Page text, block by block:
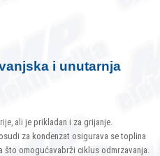
i unutarnja
ali je prikladan i za grijanje.
za kondenzat osigurava se toplina
što omogućavabrži ciklus odmrzavanja.